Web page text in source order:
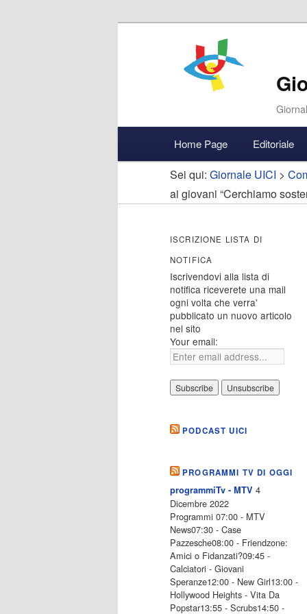
Vai
al
principale
Vai
al
secondario
Accedi
Home Page Editoriale
Sei qui: Giornale UICI >
ai giovani “Cerchiamo
ISCRIZIONE LISTA DI
NOTIFICA
Iscrivendovi alla lista di
notifica riceverete una mail
ogni volta che verra'
pubblicato un nuovo articolo
nel sito
Your email:
PODCAST UICI
PROGRAMMI TV DI OGGI
programmiTv - MTV 4
Dicembre 2022
Programmi 07:00 - MTV
News07:30 - Case
Pazzesche08:00 - Friendzone:
Amici o Fidanzati?09:45 -
Calciatori - Giovani
Speranze12:00 - New Girl13:00 -
Hollywood Heights - Vita Da
Popstar13:55 - Scrubs14:50 -